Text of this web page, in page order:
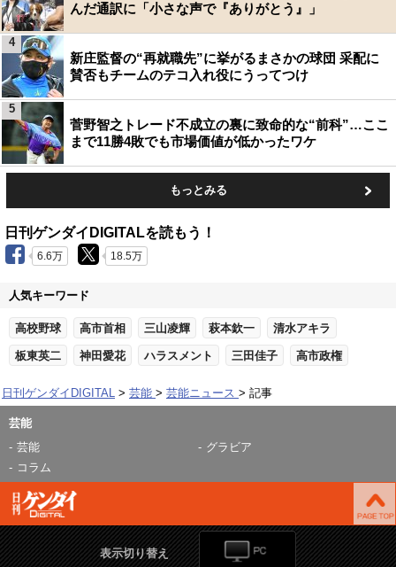
んだ通訳に「小さな声で『ありがとう』」
新庄監督の“再就職先”に挙がるまさかの球団 采配に
賛否もチームのテコ入れ役にうってつけ
4
菅野智之トレード不成立の裏に致命的な“前科”…ここ
まで11勝4敗でも市場価値が低かったワケ
5
もっとみる
日刊ゲンダイDIGITALを読もう！
6.6万 18.5万
人気キーワード
高校野球 高市首相 三山凌輝 萩本欽一 清水アキラ
板東英二 神田愛花 ハラスメント 三田佳子 高市政権
日刊ゲンダイDIGITAL 芸能 芸能ニュース 記事
芸能
芸能
グラビア
コラム
表示切り替え